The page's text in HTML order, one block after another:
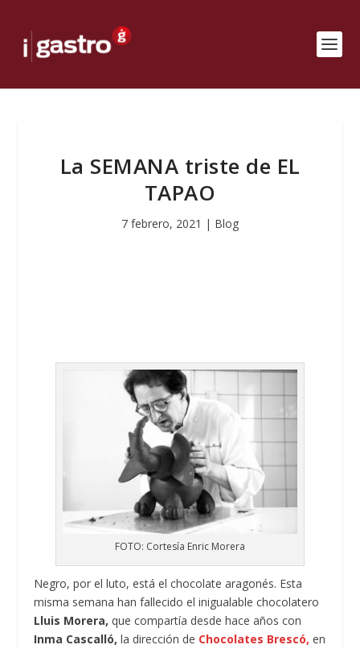
La SEMANA triste de EL
TAPAO
7 febrero, 2021 | Blog
FOTO: Cortesía Enric Morera
Negro, por el luto, está el chocolate aragonés. Esta
misma semana han fallecido el inigualable chocolatero
Lluis Morera, que compartía desde hace años con
Inma Cascalló, la dirección de Chocolates Brescó,en